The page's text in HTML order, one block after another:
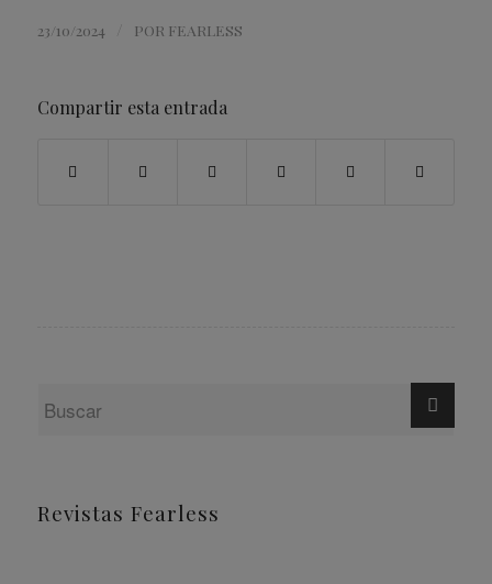
23/10/2024 POR FEARLESS
Compartir esta entrada
Revistas Fearless